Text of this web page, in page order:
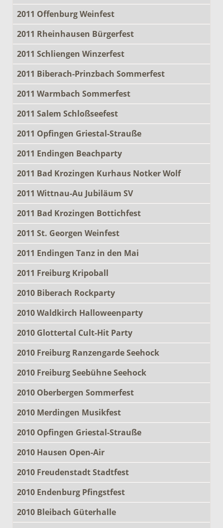
2011 Offenburg Weinfest
2011 Rheinhausen Bürgerfest
2011 Schliengen Winzerfest
2011 Biberach-Prinzbach Sommerfest
2011 Warmbach Sommerfest
2011 Salem Schloßseefest
2011 Opfingen Griestal-Strauße
2011 Endingen Beachparty
2011 Bad Krozingen Kurhaus Notker Wolf
2011 Wittnau-Au Jubiläum SV
2011 Bad Krozingen Bottichfest
2011 St. Georgen Weinfest
2011 Endingen Tanz in den Mai
2011 Freiburg Kripoball
2010 Biberach Rockparty
2010 Waldkirch Halloweenparty
2010 Glottertal Cult-Hit Party
2010 Freiburg Ranzengarde Seehock
2010 Freiburg Seebühne Seehock
2010 Oberbergen Sommerfest
2010 Merdingen Musikfest
2010 Opfingen Griestal-Strauße
2010 Hausen Open-Air
2010 Freudenstadt Stadtfest
2010 Endenburg Pfingstfest
2010 Bleibach Güterhalle